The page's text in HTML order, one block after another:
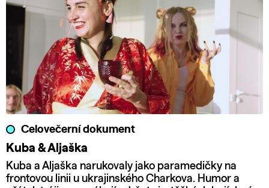
Celovečerní dokument
Kuba & Aljaška
Kuba a Aljaška narukovaly jako paramedičky na
frontovou linii u ukrajinského Charkova. Humor a